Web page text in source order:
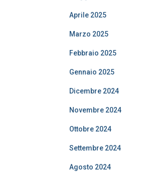
Aprile 2025
Marzo 2025
Febbraio 2025
Gennaio 2025
Dicembre 2024
Novembre 2024
Ottobre 2024
Settembre 2024
Agosto 2024